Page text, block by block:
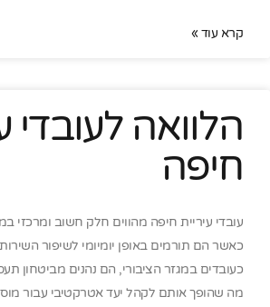
קרא עוד »
הלוואה לעובדי
חיפה
עובדי עיריית חיפה מהווים חלק חשוב ומרכזי
כאשר הם תורמים באופן יומיומי לשיפור
כעובדים במגזר הציבורי, הם נהנים מביטחון
מה שהופך אותם לקהל יעד אטרקטיבי עבור